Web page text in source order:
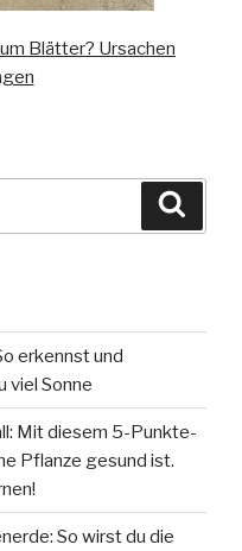
Blätter? Ursachen
erkennst und
viel Sonne
Mit diesem 5-Punkte-
Pflanze gesund ist.
So wirst du die